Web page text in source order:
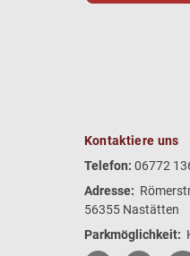
Kontaktiere uns
Telefon: 06772
Adresse:
56355 Nastätten
Parkmöglichkeit: